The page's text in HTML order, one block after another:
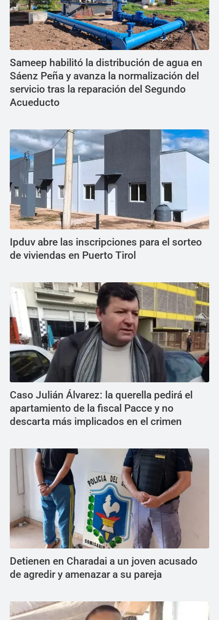
Sameep habilitó la distribución de agua en
Sáenz Peña y avanza la normalización del
servicio tras la reparación del Segundo
Acueducto
Ipduv abre las inscripciones para el sorteo
de viviendas en Puerto Tirol
Caso Julián Álvarez: la querella pedirá el
apartamiento de la fiscal Pacce y no
descarta más implicados en el crimen
Detienen en Charadai a un joven acusado
de agredir y amenazar a su pareja